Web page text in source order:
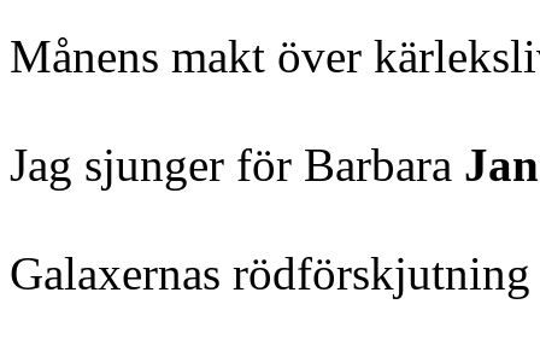
Månens makt över
Jag sjunger för Barbara
Galaxernas